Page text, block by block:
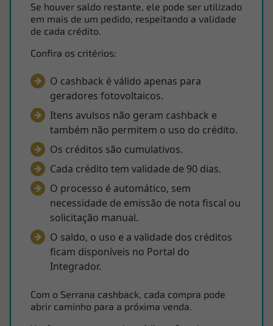
Se houver saldo restante, ele pode ser utilizado
em mais de um pedido, respeitando a validade
de cada crédito.
Confira os critérios:
O cashback é válido apenas para
geradores fotovoltaicos.
Itens avulsos não geram cashback e
também não permitem o uso do crédito.
Os créditos são cumulativos.
Cada crédito tem validade de 90 dias.
O processo é automático, sem
necessidade de emissão de nota fiscal ou
solicitação manual.
O saldo, o uso e a validade dos créditos
ficam disponíveis no Portal do
Integrador.
Com o Serrana cashback, cada compra pode
abrir caminho para a próxima venda.